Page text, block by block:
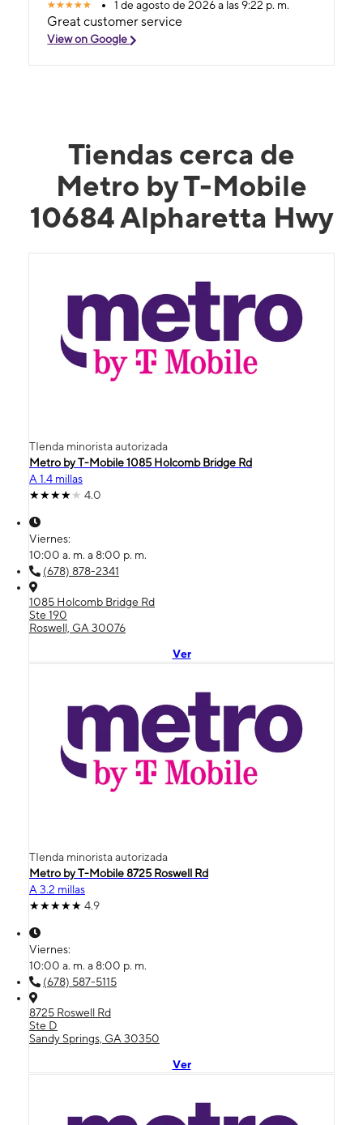
1 de agosto de 2026 a las 9:22 p. m.
Great customer service
View on Google
Tiendas cerca de
Metro by T-Mobile
10684 Alpharetta Hwy
TIenda minorista autorizada
Metro by T-Mobile 1085 Holcomb Bridge Rd
A 1.4 millas
4.0
Viernes:
10:00 a. m. a 8:00 p. m.
(678) 878-2341
1085 Holcomb Bridge Rd
Ste 190
Roswell, GA 30076
Ver
TIenda minorista autorizada
Metro by T-Mobile 8725 Roswell Rd
A 3.2 millas
4.9
Viernes:
10:00 a. m. a 8:00 p. m.
(678) 587-5115
8725 Roswell Rd
Ste D
Sandy Springs, GA 30350
Ver